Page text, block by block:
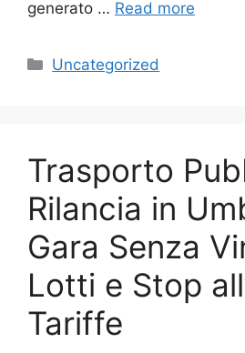
generato … Read more
Categories
Uncategorized
Trasporto
Rilancia in
Gara Senza
Lotti e Stop
Tariffe